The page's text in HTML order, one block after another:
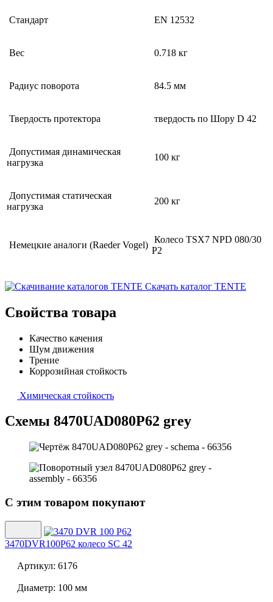
Стандарт EN 12532
Вес 0.718 кг
Радиус поворота 84.5 мм
Твердость протектора твердость по Шору D 42
Допустимая динамическая
нагрузка
100 кг
Допустимая статическая
нагрузка
200 кг
Немецкие аналоги (Raeder Vogel)
Колесо TSX7 NPD 080/30
P2
Скачать каталог TENTE
Свойства товара
Качество качения
Шум движения
Трение
Коррозийная стойкость
Химическая стойкость
Схемы 8470UAD080P62 grey
С этим товаром покупают
3470DVR100P62 колесо SC 42
Артикул: 6176
Диаметр: 100 мм